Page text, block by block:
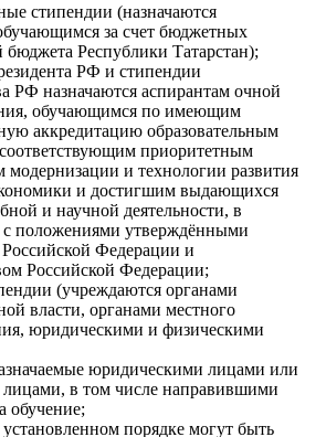
стипендии (назначаются
за счет бюджетных
бюджета Республики Татарстан);
РФ и стипендии
РФ назначаются аспирантам очной
обучающимся по имеющим
аккредитацию образовательным
приоритетным
модернизации и технологии развития
и достигшим выдающихся
и научной деятельности, в
с положениями утверждёнными
Федерации и
Российской Федерации;
(учреждаются органами
власти, органами местного
юридическими и физическими
юридическими лицами или
в том числе направившими
обучение;
порядке могут быть